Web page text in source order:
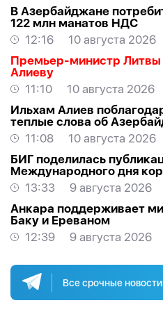
В Азербайджане
122 млн манатов НДС
12:16
10 августа 2026
Премьер-министр Литвы
Алиеву
11:10
10 августа 2026
Ильхам Алиев
теплые слова об
11:08
10 августа 2026
БИГ поделилась
Международного дня
13:33
9 августа 2026
Анкара поддерживает
Баку и Ереваном
12:39
9 августа 2026
Все срочные